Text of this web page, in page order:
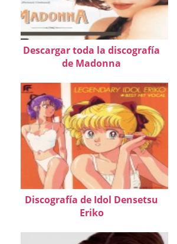
Descargar toda la discografía
de Madonna
Discografía de Idol Densetsu
Eriko